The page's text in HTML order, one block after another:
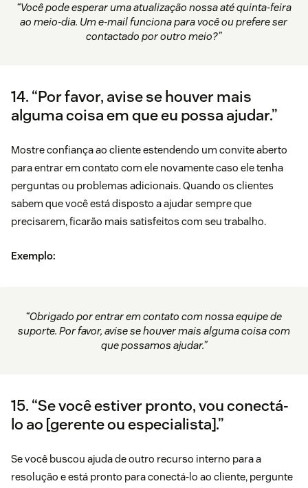
“Você pode esperar uma atualização nossa até quinta-feira
ao meio-dia. Um e-mail funciona para você ou prefere ser
contactado por outro meio?”
14. “Por favor, avise se houver mais
alguma coisa em que eu possa ajudar.”
Mostre confiança ao cliente estendendo um convite aberto
para entrar em contato com ele novamente caso ele tenha
perguntas ou problemas adicionais. Quando os clientes
sabem que você está disposto a ajudar sempre que
precisarem, ficarão mais satisfeitos com seu trabalho.
Exemplo:
“Obrigado por entrar em contato com nossa equipe de
suporte. Por favor, avise se houver mais alguma coisa com
que possamos ajudar.”
15. “Se você estiver pronto, vou conectá-
lo ao [gerente ou especialista].”
Se você buscou ajuda de outro recurso interno para a
resolução e está pronto para conectá-lo ao cliente, pergunte